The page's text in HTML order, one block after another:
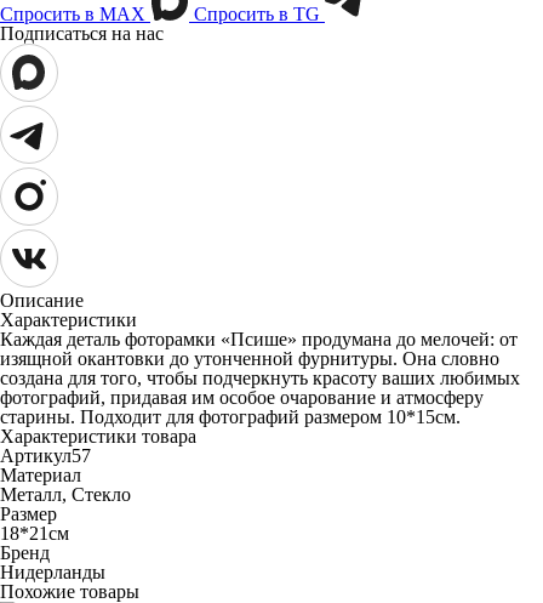
Спросить в МАХ
Спросить в TG
Подписаться на нас
Описание
Характеристики
Каждая деталь фоторамки «Псише» продумана до мелочей: от
изящной окантовки до утонченной фурнитуры. Она словно
создана для того, чтобы подчеркнуть красоту ваших любимых
фотографий, придавая им особое очарование и атмосферу
старины. Подходит для фотографий размером 10*15см.
Характеристики товара
Артикул57
Материал
Металл, Стекло
Размер
18*21см
Бренд
Нидерланды
Похожие товары